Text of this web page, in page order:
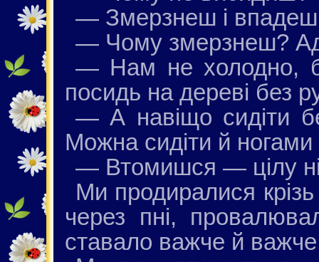
— Змерзнеш і
— Чому змерзнеш?
— Нам не холодно,
посидь на дереві без
— А навіщо сидіти
Можна сидіти й ногами
— Втомишся — цілу
Ми продиралися крізь
через пні,
ставало важче й